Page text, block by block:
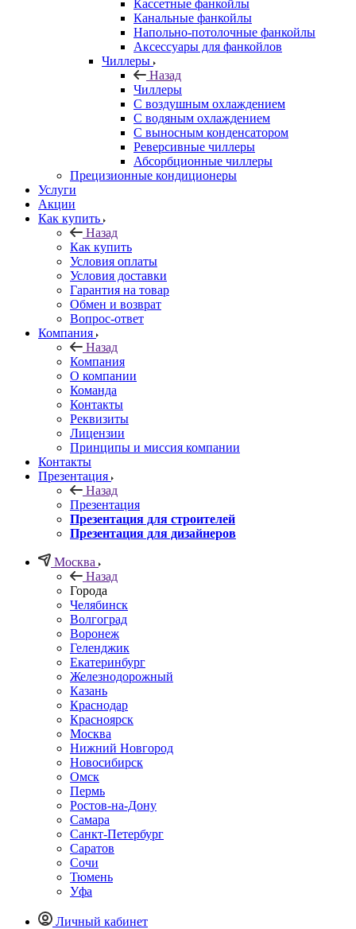
Кассетные фанкойлы
Канальные фанкойлы
Напольно-потолочные фанкойлы
Аксессуары для фанкойлов
Чиллеры
Назад
Чиллеры
С воздушным охлаждением
С водяным охлаждением
С выносным конденсатором
Реверсивные чиллеры
Абсорбционные чиллеры
Прецизионные кондиционеры
Услуги
Акции
Как купить
Назад
Как купить
Условия оплаты
Условия доставки
Гарантия на товар
Обмен и возврат
Вопрос-ответ
Компания
Назад
Компания
О компании
Команда
Контакты
Реквизиты
Лицензии
Принципы и миссия компании
Контакты
Презентация
Назад
Презентация
Презентация для строителей
Презентация для дизайнеров
Москва
Назад
Города
Челябинск
Волгоград
Воронеж
Геленджик
Екатеринбург
Железнодорожный
Казань
Краснодар
Красноярск
Москва
Нижний Новгород
Новосибирск
Омск
Пермь
Ростов-на-Дону
Самара
Санкт-Петербург
Саратов
Сочи
Тюмень
Уфа
Личный кабинет